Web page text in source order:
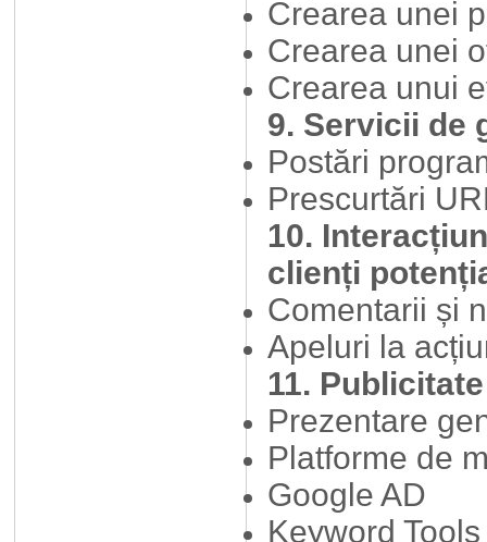
Crearea unei
Crearea unei
Crearea unui
9. Servicii de
Postări
Prescurtări
10.
clienți
Comentarii și
Apeluri la
11.
Prezentare
Platforme de
Google AD
Keyword Tools